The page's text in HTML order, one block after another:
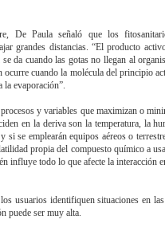
De Paula señaló que los
grandes distancias. “El producto
da cuando las gotas no llegan al
cuando la molécula del principio
la evaporación”.
y variables que maximizan o
en la deriva son la temperatura, la
se emplearán equipos aéreos o
propia del compuesto químico a
influye todo lo que afecte la interacción
usuarios identifiquen situaciones en
puede ser muy alta.